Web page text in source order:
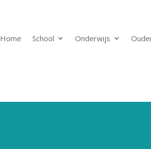
Home School Onderwijs